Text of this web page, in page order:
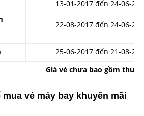
13-01-2017 đến 24-06-
22-08-2017 đến 24-06-
25-06-2017 đến 21-08-
Giá vé chưa bao gồm thuế
vé máy bay khuyến mãi